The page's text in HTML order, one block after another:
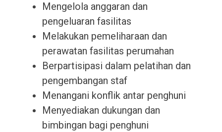
Mengelola anggaran dan
pengeluaran fasilitas
Melakukan pemeliharaan dan
perawatan fasilitas perumahan
Berpartisipasi dalam pelatihan dan
pengembangan staf
Menangani konflik antar penghuni
Menyediakan dukungan dan
bimbingan bagi penghuni